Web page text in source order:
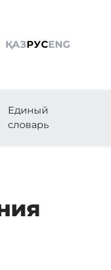
ҚАЗРУСENG
Единый
словарь